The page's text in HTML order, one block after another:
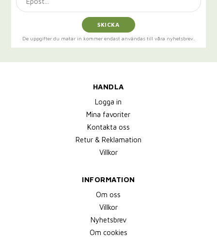
SKICKA
De uppgifter du matar in kommer endast användas till våra nyhetsbrev.
HANDLA
Logga in
Mina favoriter
Kontakta oss
Retur & Reklamation
Villkor
INFORMATION
Om oss
Villkor
Nyhetsbrev
Om cookies